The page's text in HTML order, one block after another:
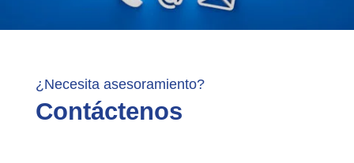
¿Necesita asesoramiento?
Contáctenos